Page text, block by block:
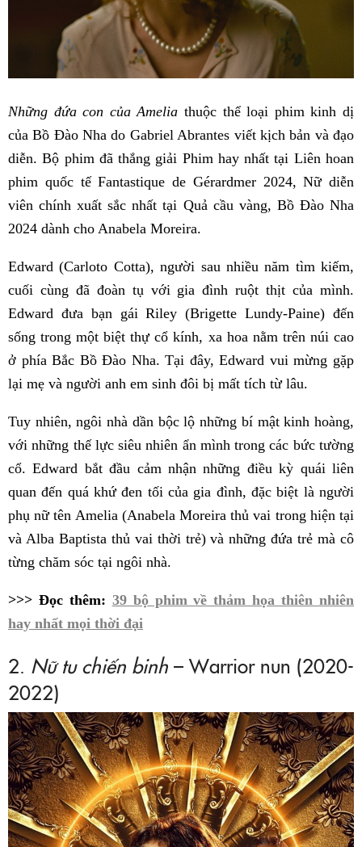
Những đứa con của Amelia thuộc thể loại phim kinh dị
của Bồ Đào Nha do Gabriel Abrantes viết kịch bản và đạo
diễn. Bộ phim đã thắng giải Phim hay nhất tại Liên hoan
phim quốc tế Fantastique de Gérardmer 2024, Nữ diễn
viên chính xuất sắc nhất tại Quả cầu vàng, Bồ Đào Nha
2024 dành cho Anabela Moreira.
Edward (Carloto Cotta), người sau nhiều năm tìm kiếm,
cuối cùng đã đoàn tụ với gia đình ruột thịt của mình.
Edward đưa bạn gái Riley (Brigette Lundy-Paine) đến
sống trong một biệt thự cổ kính, xa hoa nằm trên núi cao
ở phía Bắc Bồ Đào Nha. Tại đây, Edward vui mừng gặp
lại mẹ và người anh em sinh đôi bị mất tích từ lâu.
Tuy nhiên, ngôi nhà dần bộc lộ những bí mật kinh hoàng,
với những thế lực siêu nhiên ẩn mình trong các bức tường
cổ. Edward bắt đầu cảm nhận những điều kỳ quái liên
quan đến quá khứ đen tối của gia đình, đặc biệt là người
phụ nữ tên Amelia (Anabela Moreira thủ vai trong hiện tại
và Alba Baptista thủ vai thời trẻ) và những đứa trẻ mà cô
từng chăm sóc tại ngôi nhà.
>>> Đọc thêm: 39 bộ phim về thảm họa thiên nhiên
hay nhất mọi thời đại
2. Nữ tu chiến binh – Warrior nun (2020-
2022)